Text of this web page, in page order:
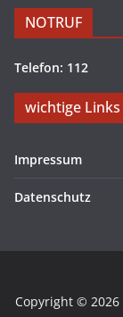
NOTRUF
Telefon: 112
wichtige Links
Impressum
Datenschutz
Copyright © 2026